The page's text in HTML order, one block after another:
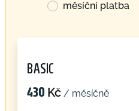
měsíční platba
BASIC
430 Kč / měsíčně